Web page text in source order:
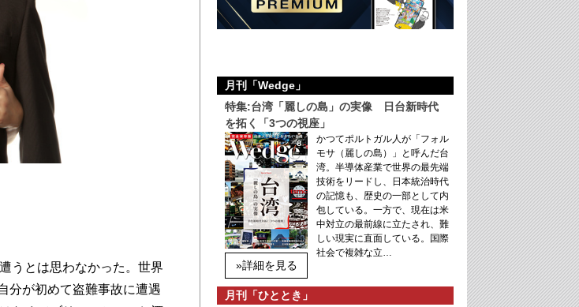
うとは思わなかった。世界
分が初めて盗難事故に遭遇
月刊「Wedge」
特集:台湾「麗しの島」の実像 日台新時代
を拓く「3つの視座」
»詳細を見る
かつてポルトガル人が「フォル
モサ（麗しの島）」と呼んだ台
湾。半導体産業で世界の最先端
技術をリードし、日本統治時代
の記憶も、歴史の一部として内
包している。一方で、現在は米
中対立の最前線に立たされ、難
しい現実に直面している。国際
社会で複雑な立…
月刊「ひととき」